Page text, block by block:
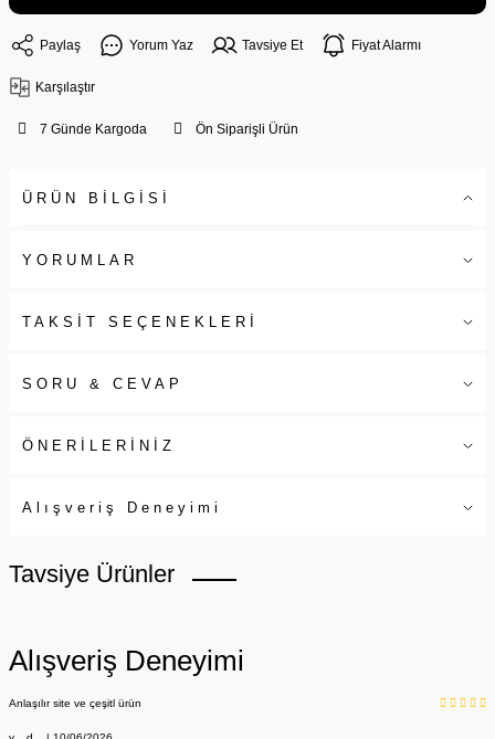
Paylaş Yorum Yaz Tavsiye Et Fiyat Alarmı
Karşılaştır
7 Günde Kargoda Ön Siparişli Ürün
ÜRÜN BİLGİSİ
YORUMLAR
TAKSİT SEÇENEKLERİ
SORU & CEVAP
ÖNERİLERİNİZ
Alışveriş Deneyimi
Tavsiye Ürünler
Alışveriş Deneyimi
Anlaşılır site ve çeşitl ürün